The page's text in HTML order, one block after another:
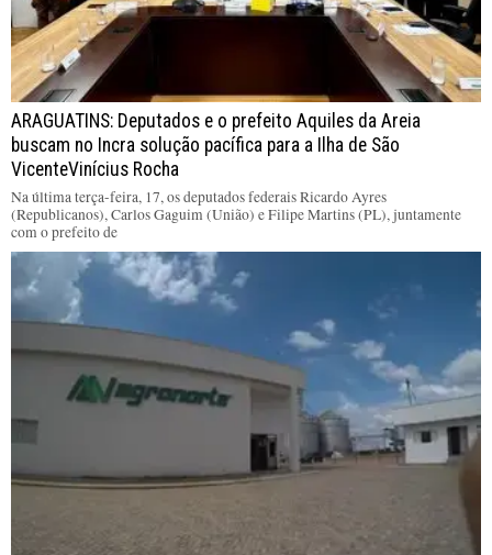
ARAGUATINS: Deputados e o prefeito Aquiles da Areia
buscam no Incra solução pacífica para a Ilha de São
VicenteVinícius Rocha
Na última terça-feira, 17, os deputados federais Ricardo Ayres
(Republicanos), Carlos Gaguim (União) e Filipe Martins (PL), juntamente
com o prefeito de